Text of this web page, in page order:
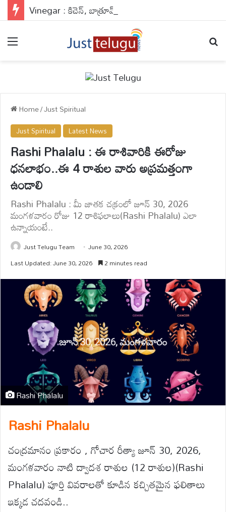
Home/Just Spiritual
Just Spiritual Latest News
Rashi Phalalu : ఈ రాశివారికి ఈరోజు
ధనలాభం..ఈ 4 రాశుల వారు అప్రమత్తంగా
ఉండాలి
Rashi Phalalu : మీ జాతక చక్రంలో జూన్ 30, 2026
మంగళవారం రోజు 12 రాశిఫలాలు(Rashi Phalalu) ఎలా
ఉన్నాయంటే..
Just Telugu Team
June 30, 2026
Last Updated: June 30, 2026
2 minutes read
Rashi Phalalu
Rashi Phalalu
చంద్రమానం ప్రకారం , గోచార రీత్యా జూన్ 30, 2026,
మంగళవారం నాటి ద్వాదశ రాశుల (12 రాశుల)(Rashi
Phalalu) పూర్తి వివరాలతో కూడిన కచ్చితమైన ఫలితాలు
ఇక్కడ చదవండి..